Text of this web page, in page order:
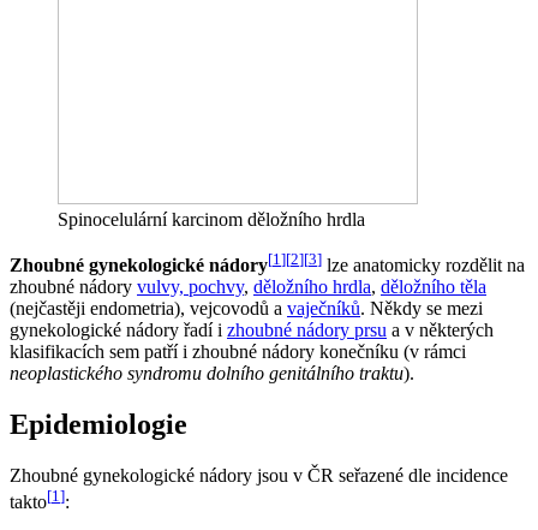
Spinocelulární karcinom děložního hrdla
Zhoubné gynekologické nádory[1 ][2][3] lze anatomicky rozdělit na
zhoubné nádory vulvy, pochvy, děložního hrdla, děložního těla
(nejčastěji endometria), vejcovodů a vaječníků. Někdy se mezi
gynekologické nádory řadí i zhoubné nádory prsu a v některých
klasifikacích sem patří i zhoubné nádory konečníku (v rámci
neoplastického syndromu dolního genitálního traktu).
Epidemiologie
Zhoubné gynekologické nádory jsou v ČR seřazené dle incidence
takto[1 ]: